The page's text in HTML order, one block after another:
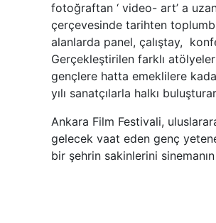
fotoğraftan ‘ video- art’ a
çerçevesinde tarihten
alanlarda panel, çalıştay,
Gerçekleştirilen farklı
gençlere hatta emeklilere
yılı sanatçılarla halkı
Ankara Film Festivali,
gelecek vaat eden genç
bir şehrin sakinlerini